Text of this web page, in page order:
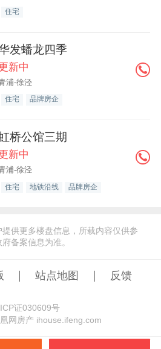
住宅
发蟠龙四季
新中
浦-徐泾
住宅 品牌房企
桥公馆三期
新中
浦-徐泾
住宅 地铁沿线 品牌房企
供更多楼盘信息，所载内容仅供参
备案信息为准。
站点地图 反馈
证030609号
网房产 ihouse.ifeng.com